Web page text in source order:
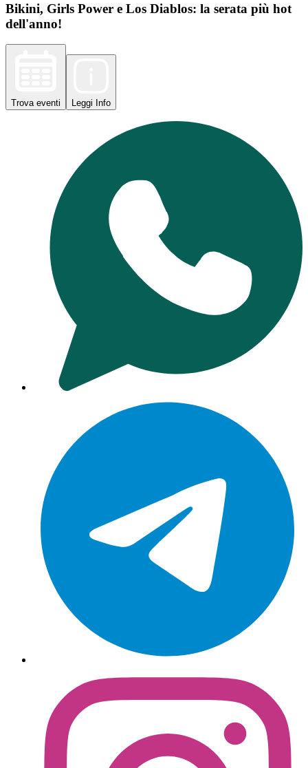
Bikini, Girls Power e Los Diablos: la serata più hot
dell'anno!
Trova eventi Leggi Info